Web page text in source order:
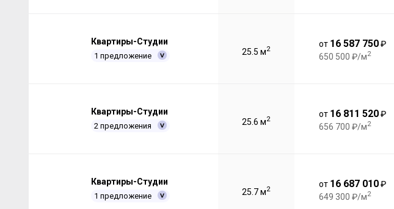
Квартиры-Студии
1 предложение 25.5 м2
от 16 587 750₽
650 500 ₽/м2
Квартиры-Студии
2 предложения 25.6 м2
от 16 811 520₽
656 700 ₽/м2
Квартиры-Студии
1 предложение 25.7 м2
от 16 687 010₽
649 300 ₽/м2